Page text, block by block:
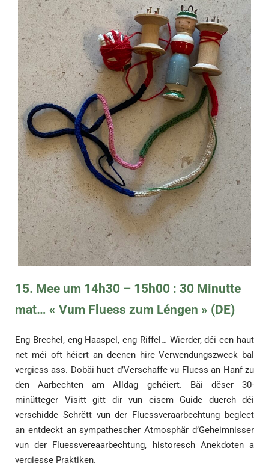
15. Mee um 14h30 – 15h00 : 30 Minutte
mat… « Vum Fluess zum Léngen » (DE)
Eng Brechel, eng Haaspel, eng Riffel… Wierder, déi een haut
net méi oft héiert an deenen hire Verwendungszweck bal
vergiess ass. Dobäi huet d’Verschaffe vu Fluess an Hanf zu
den Aarbechten am Alldag gehéiert. Bäi dëser 30-
minütteger Visitt gitt dir vun eisem Guide duerch déi
verschidde Schrëtt vun der Fluessveraarbechtung begleet
an entdeckt an sympathescher Atmosphär d’Geheimnisser
vun der Fluessvereaarbechtung, historesch Anekdoten a
vergiesse Praktiken.